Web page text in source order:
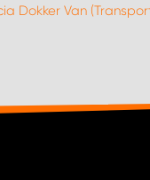
Dokker Van